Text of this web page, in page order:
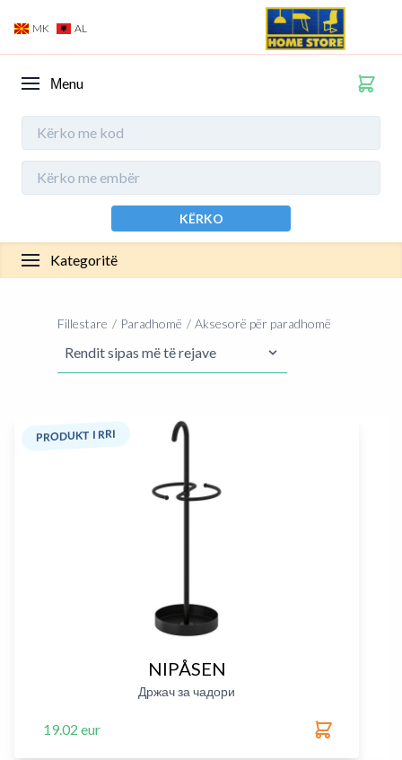
MK AL
Мenu
KËRKO
Kategoritë
Fillestare Paradhomë Aksesorë për paradhomë
PRODUKT I RRI
NIPÅSEN
Држач за чадори
19.02 eur